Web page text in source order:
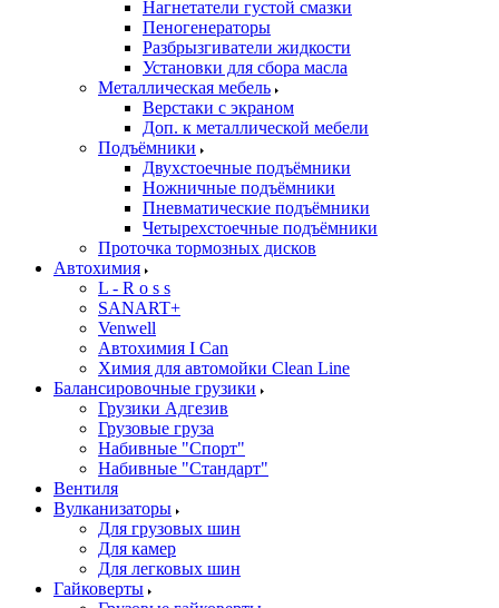
Нагнетатели густой смазки
Пеногенераторы
Разбрызгиватели жидкости
Установки для сбора масла
Металлическая мебель
Верстаки с экраном
Доп. к металлической мебели
Подъёмники
Двухстоечные подъёмники
Ножничные подъёмники
Пневматические подъёмники
Четырехстоечные подъёмники
Проточка тормозных дисков
Автохимия
L - R o s s
SANART+
Venwell
Автохимия I Can
Химия для автомойки Clean Line
Балансировочные грузики
Грузики Адгезив
Грузовые груза
Набивные "Спорт"
Набивные "Стандарт"
Вентиля
Вулканизаторы
Для грузовых шин
Для камер
Для легковых шин
Гайковерты